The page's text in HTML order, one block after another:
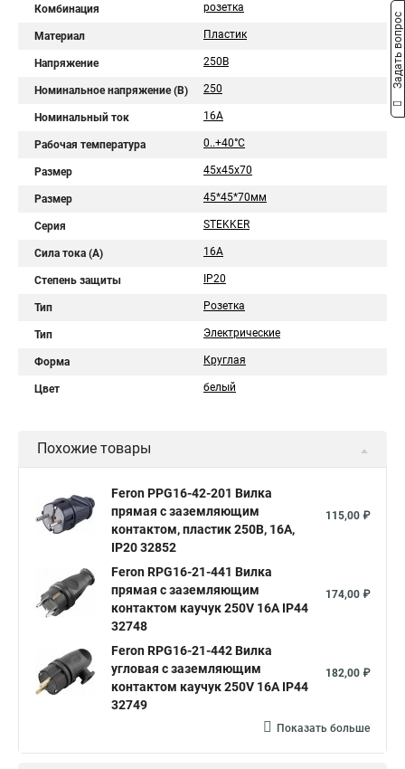
Комбинация розетка
Материал Пластик
Напряжение 250В
Номинальное напряжение (В) 250
Номинальный ток 16А
Рабочая температура 0..+40°C
Размер 45х45х70
Размер 45*45*70мм
Серия STEKKER
Сила тока (A) 16А
Степень защиты IP20
Тип Розетка
Тип Электрические
Форма Круглая
Цвет белый
Похожие товары
Feron PPG16-42-201 Вилка
прямая с заземляющим
контактом, пластик 250В, 16A,
IP20 32852
115,00 ₽
Feron RPG16-21-441 Вилка
прямая с заземляющим
контактом каучук 250V 16A IP44
32748
174,00 ₽
Feron RPG16-21-442 Вилка
угловая с заземляющим
контактом каучук 250V 16A IP44
32749
182,00 ₽
Показать больше
Задать вопрос